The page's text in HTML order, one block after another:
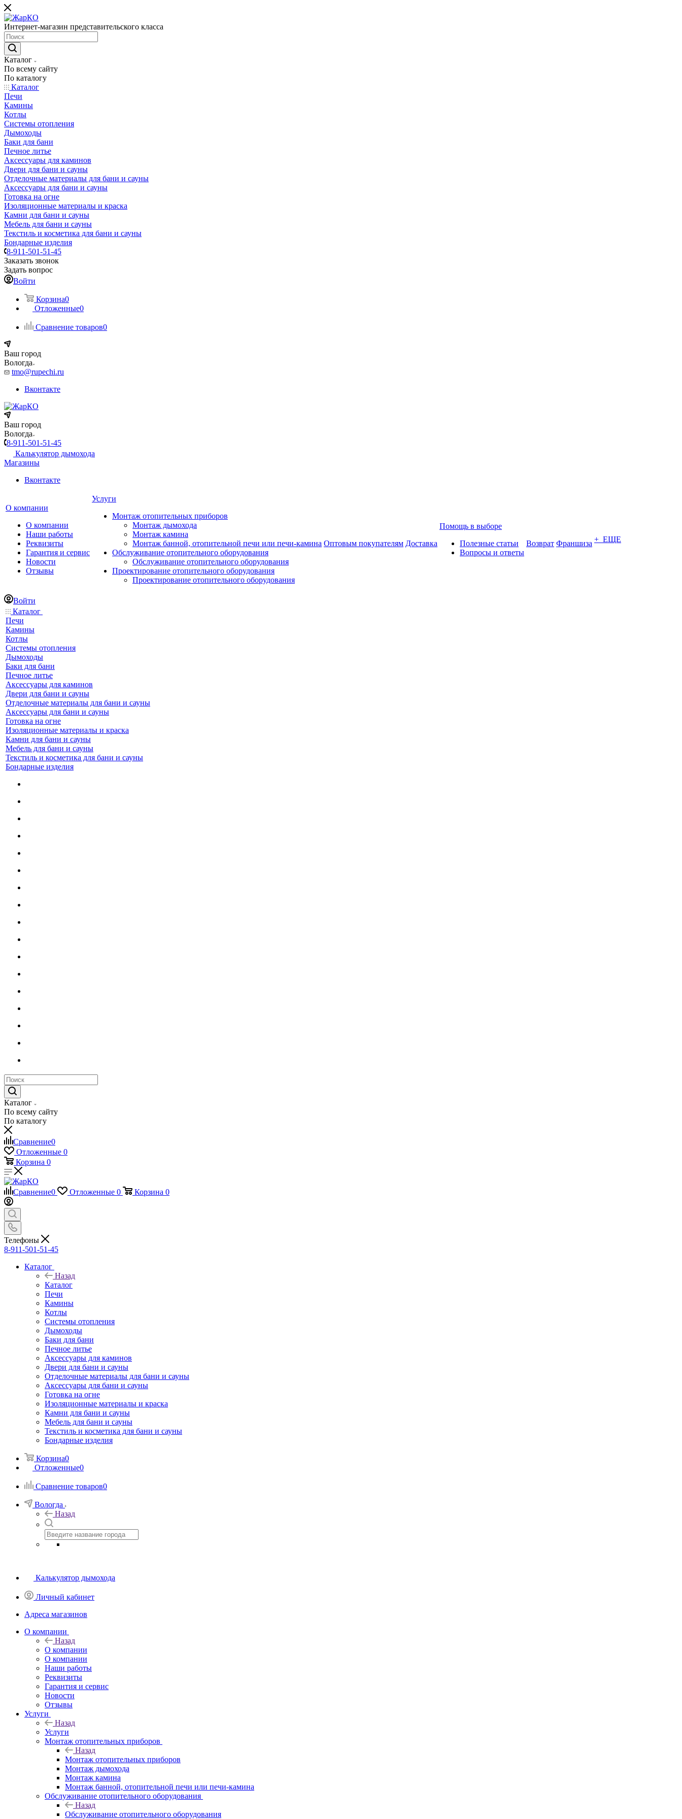
Интернет-магазин представительского класса
Каталог
По всему сайту
По каталогу
Каталог
Печи
Камины
Котлы
Системы отопления
Дымоходы
Баки для бани
Печное литье
Аксессуары для каминов
Двери для бани и сауны
Отделочные материалы для бани и сауны
Аксессуары для бани и сауны
Готовка на огне
Изоляционные материалы и краска
Камни для бани и сауны
Мебель для бани и сауны
Текстиль и косметика для бани и сауны
Бондарные изделия
8-911-501-51-45
Заказать звонок
Задать вопрос
Войти
Корзина0
Отложенные0
Сравнение товаров0
Ваш город
Вологда
tmo@rupechi.ru
Вконтакте
Ваш город
Вологда
8-911-501-51-45
Калькулятор дымохода
Магазины
Вконтакте
О компании
О компании
Наши работы
Реквизиты
Гарантия и сервис
Новости
Отзывы
Услуги
Монтаж отопительных приборов
Монтаж дымохода
Монтаж камина
Монтаж банной, отопительной печи или печи-камина
Обслуживание отопительного оборудования
Обслуживание отопительного оборудования
Проектирование отопительного оборудования
Проектирование отопительного оборудования
Оптовым покупателям Доставка
Помощь в выборе
Полезные статьи
Вопросы и ответы
Возврат Франшиза + ЕЩЕ
Войти
Каталог
Печи
Камины
Котлы
Системы отопления
Дымоходы
Баки для бани
Печное литье
Аксессуары для каминов
Двери для бани и сауны
Отделочные материалы для бани и сауны
Аксессуары для бани и сауны
Готовка на огне
Изоляционные материалы и краска
Камни для бани и сауны
Мебель для бани и сауны
Текстиль и косметика для бани и сауны
Бондарные изделия
Каталог
По всему сайту
По каталогу
Сравнение0
Отложенные 0
Корзина 0
Сравнение0 Отложенные 0 Корзина 0
Телефоны
8-911-501-51-45
Каталог
Назад
Каталог
Печи
Камины
Котлы
Системы отопления
Дымоходы
Баки для бани
Печное литье
Аксессуары для каминов
Двери для бани и сауны
Отделочные материалы для бани и сауны
Аксессуары для бани и сауны
Готовка на огне
Изоляционные материалы и краска
Камни для бани и сауны
Мебель для бани и сауны
Текстиль и косметика для бани и сауны
Бондарные изделия
Корзина0
Отложенные0
Сравнение товаров0
Вологда
Назад
Калькулятор дымохода
Личный кабинет
Адреса магазинов
O компании
Назад
O компании
О компании
Наши работы
Реквизиты
Гарантия и сервис
Новости
Отзывы
Услуги
Назад
Услуги
Монтаж отопительных приборов
Назад
Монтаж отопительных приборов
Монтаж дымохода
Монтаж камина
Монтаж банной, отопительной печи или печи-камина
Обслуживание отопительного оборудования
Назад
Обслуживание отопительного оборудования